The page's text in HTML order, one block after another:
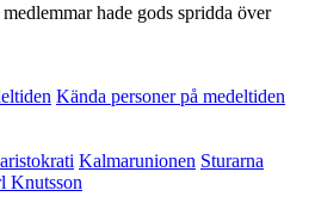
hade gods spridda över
Kända personer på medeltiden
Kalmarunionen Sturarna
Knutsson